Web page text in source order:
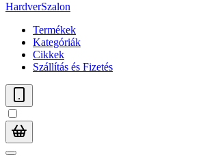
HardverSzalon
Termékek
Kategóriák
Cikkek
Szállítás és Fizetés